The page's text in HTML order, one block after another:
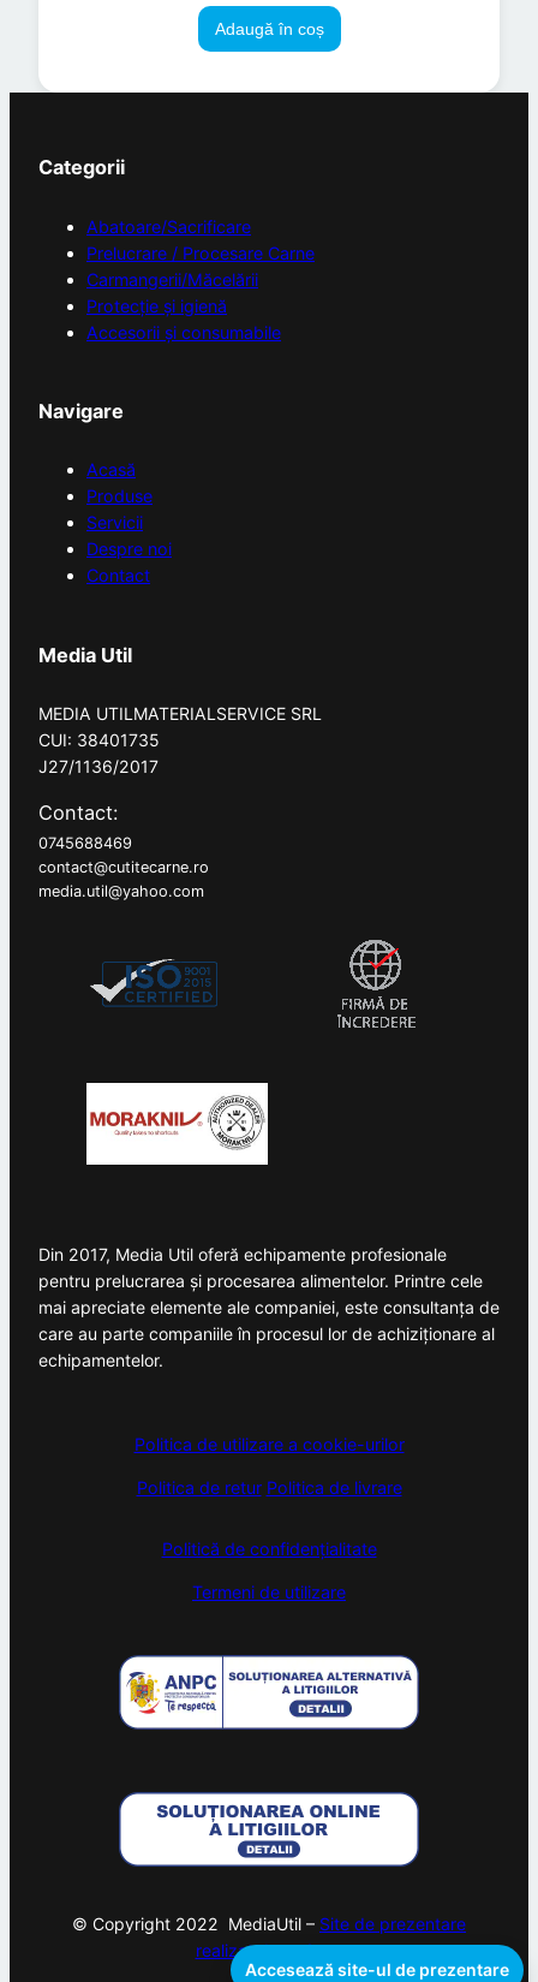
Accesează site-ul de prezentare
Adaugă în coș
Categorii
Abatoare/Sacrificare
Prelucrare / Procesare Carne
Carmangerii/Măcelării
Protecție și igienă
Accesorii și consumabile
Navigare
Acasă
Produse
Servicii
Despre noi
Contact
Media Util
MEDIA UTILMATERIALSERVICE SRL
CUI: 38401735
J27/1136/2017
Contact:
0745688469
contact@cutitecarne.ro
media.util@yahoo.com
Din 2017, Media Util oferă echipamente profesionale
pentru prelucrarea și procesarea alimentelor. Printre cele
mai apreciate elemente ale companiei, este consultanța de
care au parte companiile în procesul lor de achiziționare al
echipamentelor.
Politica de utilizare a cookie-urilor
Politica de retur Politica de livrare
Politică de confidențialitate
Termeni de utilizare
© Copyright 2022 MediaUtil – Site de prezentare
realizat dewebam